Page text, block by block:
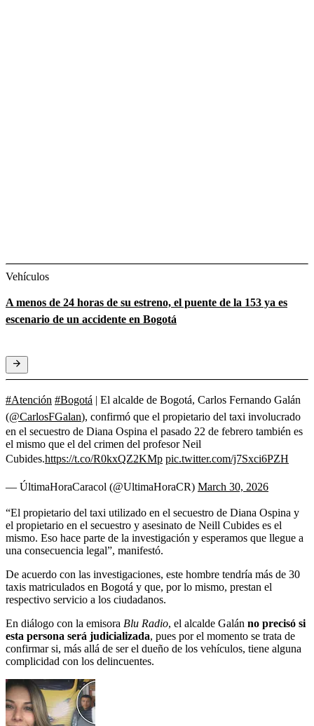
Vehículos
A menos de 24 horas de su estreno, el puente de la 153 ya es
escenario de un accidente en Bogotá
#Atención #Bogotá | El alcalde de Bogotá, Carlos Fernando Galán
(@CarlosFGalan), confirmó que el propietario del taxi involucrado
en el secuestro de Diana Ospina el pasado 22 de febrero también es
el mismo que el del crimen del profesor Neil
Cubides.https://t.co/R0kxQZ2KMp pic.twitter.com/j7Sxci6PZH
— ÚltimaHoraCaracol (@UltimaHoraCR) March 30, 2026
“El propietario del taxi utilizado en el secuestro de Diana Ospina y
el propietario en el secuestro y asesinato de Neill Cubides es el
mismo. Eso hace parte de la investigación y esperamos que llegue a
una consecuencia legal”, manifestó.
De acuerdo con las investigaciones, este hombre tendría más de 30
taxis matriculados en Bogotá y que, por lo mismo, prestan el
respectivo servicio a los ciudadanos.
En diálogo con la emisora Blu Radio, el alcalde Galán no precisó si
esta persona será judicializada, pues por el momento se trata de
confirmar si, más allá de ser el dueño de los vehículos, tiene alguna
complicidad con los delincuentes.